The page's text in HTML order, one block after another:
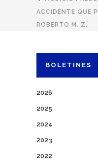
ACCIDENTE QUE
ROBERTO M. Z.
BOLETINES
2026
2025
2024
2023
2022